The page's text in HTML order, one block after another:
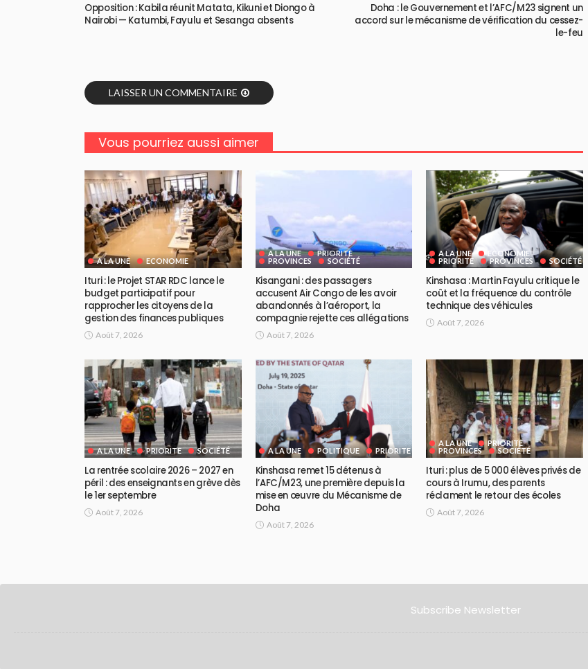
Opposition : Kabila réunit Matata, Kikuni et Diongo à
Nairobi — Katumbi, Fayulu et Sesanga absents
Doha : le Gouvernement et l’AFC/M23 signent un
accord sur le mécanisme de vérification du cessez-
le-feu
LAISSER UN COMMENTAIRE
Vous pourriez aussi aimer
A LA UNE ECONOMIE
Ituri : le Projet STAR RDC lance le
budget participatif pour
rapprocher les citoyens de la
gestion des finances publiques
Août 7, 2026
A LA UNE
PRIORITE
PROVINCES
SOCIÉTÉ
Kisangani : des passagers
accusent Air Congo de les avoir
abandonnés à l’aéroport, la
compagnie rejette ces allégations
Août 7, 2026
A LA UNE
ECONOMIE
PRIORITE
PROVINCES SOCIÉTÉ
Kinshasa : Martin Fayulu critique le
coût et la fréquence du contrôle
technique des véhicules
Août 7, 2026
A LA UNE PRIORITE SOCIÉTÉ
La rentrée scolaire 2026 – 2027 en
péril : des enseignants en grève dès
le 1er septembre
Août 7, 2026
A LA UNE POLITIQUE PRIORITE
Kinshasa remet 15 détenus à
l’AFC/M23, une première depuis la
mise en œuvre du Mécanisme de
Doha
Août 7, 2026
A LA UNE
PRIORITE
PROVINCES
SOCIÉTÉ
Ituri : plus de 5 000 élèves privés de
cours à Irumu, des parents
réclament le retour des écoles
Août 7, 2026
Subscribe Newsletter